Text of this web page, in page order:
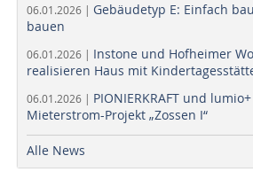
06.01.2026 | Gebäudetyp E: Einfach
bauen
06.01.2026 | Instone und Hofheimer
realisieren Haus mit
06.01.2026 | PIONIERKRAFT und
Mieterstrom-Projekt „Zossen I“
Alle News